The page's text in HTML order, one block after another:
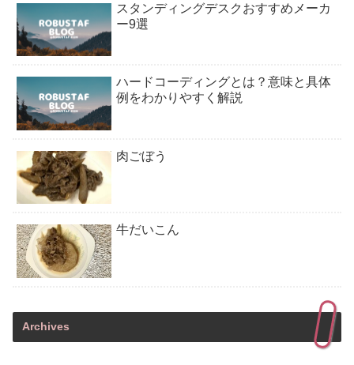
スタンディングデスクおすすめメーカ
ー9選
ハードコーディングとは？意味と具体
例をわかりやすく解説
肉ごぼう
牛だいこん
Archives